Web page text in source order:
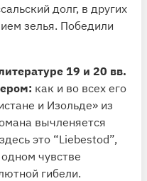
долг, в других
зелья. Победили
19 и 20 вв.
как и во всех его
и Изольде» из
вычленяется
это “Liebestod”,
чувстве
гибели.